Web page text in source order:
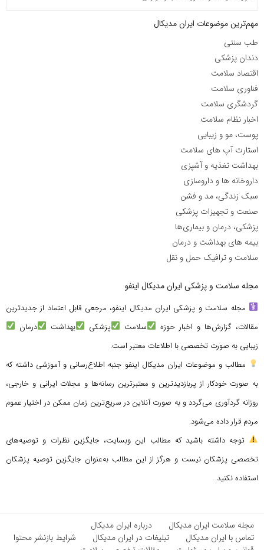
مهم‌ترین موضوعات ایران مدیکال
طب سنتی
دندان پزشکی
اقتصاد سلامت
فناوری سلامت
گردشگری سلامت
اخبار نظام سلامت
پوست، مو و زیبایی
استارت آپ های سلامت
بهداشت تغذیه و آشپزی
داروخانه ها و داروسازی
سبک زندگی، مد و فشن
صنعت و تجهیزات پزشکی
پزشکی، درمان و بیماری‌ها
بیمه های بهداشت و درمان
سلامت و ترافیک حمل و نقل
مجله سلامت و پزشکی ایران مدیکال اینفو
مجله سلامت و پزشکی ایران مدیکال اینفو، مرجعی قابل اعتماد از جدیدترین
مقالات، گزارش‌ها و اخبار حوزه
سلامت پزشکی بهداشت
درمان
زیبایی به صورت تخصصی با اطلاعات معتبر است.
مطالب و موضوعات ایران مدیکال اینفو جنبه اطلاع‌رسانی و آموزشی داشته که
به صورت خودکار از پربازدیدترین و معتبرترین رسانه‌ها و مجلات ایرانی و خارجی،
روزانه گردآوری می‌گردد و به صورت آنلاین در سریع‌ترین زمان ممکن در اختیار عموم
مردم قرار داده می‌شود.
توجه داشته باشید که مطالب این وبسایت، جایگزین نظرات و توصیه‌های
تخصصی پزشکان نیست و هرگز از این مطالب به‌عنوان جایگزین توصیه پزشکان
استفاده نکنید.
مجله سلامت ایران مدیکال
درباره ایران مدیکال
تماس با ایران مدیکال
تبلیغات در ایران مدیکال
شرایط بازنشر محتوا